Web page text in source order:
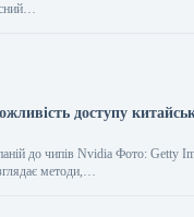
доступу
до чипів Nvidia Фото: Getty
методи,…